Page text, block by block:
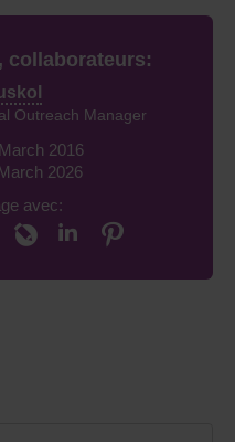
collaborateurs:
Outreach Manager
2016
2026
avec: